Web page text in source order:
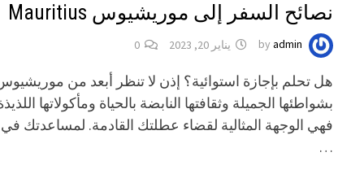
نصائح السفر إلى موريشيوس Mauritius
by admin يناير 20, 2023 0
هل تحلم بإجازة استوائية؟ إذن لا تنظر أبعد من
بشواطئها الجميلة وثقافتها النابضة بالحياة ومأكولاتها
فهي الوجهة المثالية لقضاء عطلتك القادمة. لمساعدتك في
…